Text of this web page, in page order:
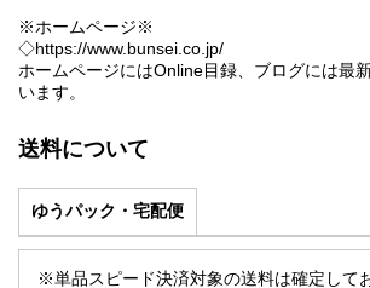
※ホームページ※
◇https://www.bunsei.co.jp/
ホームページにはOnline目録、ブログには最
います。
送料について
ゆうパック・宅配便
※単品スピード決済対象の送料は確定して